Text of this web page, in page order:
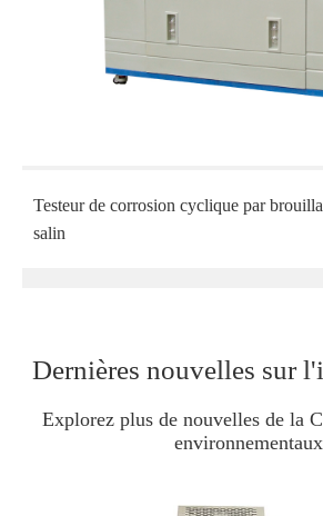
Testeur de corrosion cyclique par
salin
Dernières nouvelles sur
Explorez plus de nouvelles de la
environnementaux